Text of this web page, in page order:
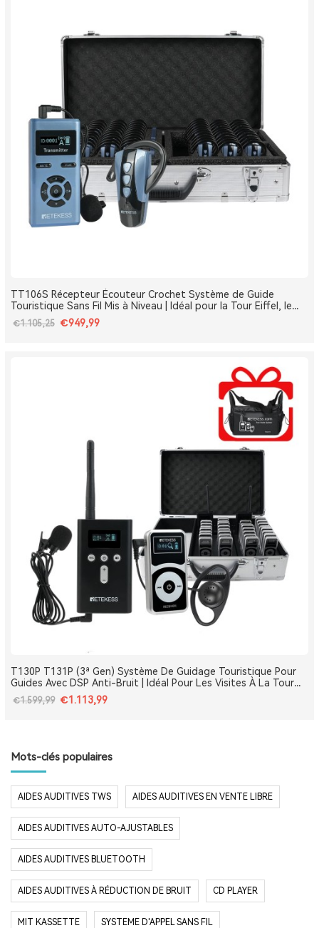
TT106S Récepteur Écouteur Crochet Système de Guide
Touristique Sans Fil Mis à Niveau | Idéal pour la Tour Eiffel, le
Louvre et les Monuments de France
€1.105,25 €949,99
T130P T131P (3ª Gen) Système De Guidage Touristique Pour
Guides Avec DSP Anti-Bruit | Idéal Pour Les Visites À La Tour
Eiffel, Le Louvre, Versailles Et Les Monuments De France
€1.599,99 €1.113,99
Mots-clés populaires
AIDES AUDITIVES TWS AIDES AUDITIVES EN VENTE LIBRE
AIDES AUDITIVES AUTO-AJUSTABLES
AIDES AUDITIVES BLUETOOTH
AIDES AUDITIVES À RÉDUCTION DE BRUIT CD PLAYER
MIT KASSETTE SYSTEME D'APPEL SANS FIL